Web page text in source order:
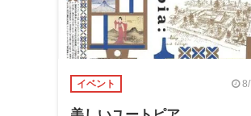
イベント